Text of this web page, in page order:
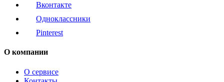
Вконтакте
Одноклассники
Pinterest
О компании
О сервисе